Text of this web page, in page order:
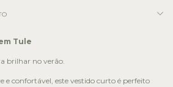
Tule
brilhar no verão.
e confortável, este vestido curto é perfeito